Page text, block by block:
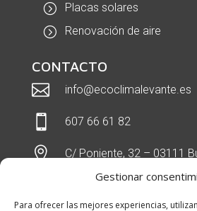
Gestionar
Para ofrecer las mejores experiencias,
Placas solares
Renovación de aire
CONTACTO
 info@ecoclimalevante.es
 607 66 61 82

C/ Poniente, 32 – 03111